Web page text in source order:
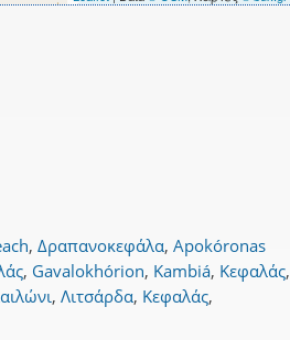
, Δραπανοκεφάλα, Apokóronas
, Gavalokhórion, Kambiá, Κεφαλάς,
, Λιτσάρδα, Κεφαλάς,